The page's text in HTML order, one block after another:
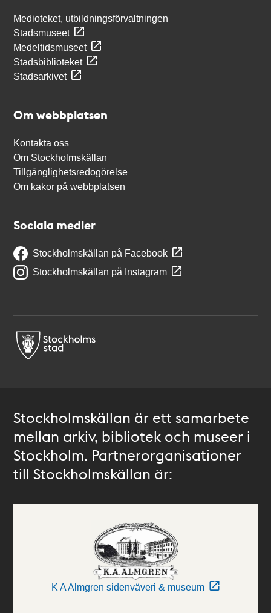
Medioteket, utbildningsförvaltningen
Stadsmuseet
Medeltidsmuseet
Stadsbiblioteket
Stadsarkivet
Om webbplatsen
Kontakta oss
Om Stockholmskällan
Tillgänglighetsredogörelse
Om kakor på webbplatsen
Sociala medier
Stockholmskällan på Facebook
Stockholmskällan på Instagram
Stockholmskällan är ett samarbete
mellan arkiv, bibliotek och museer i
Stockholm. Partnerorganisationer
till Stockholmskällan är:
K A Almgren sidenväveri & museum